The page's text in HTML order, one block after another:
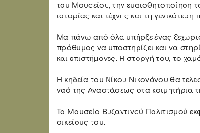
του Μουσείου, την ευαισθητοποίηση
ιστορίας και τέχνης και τη
Μα πάνω από όλα υπήρξε ένας
πρόθυμος να υποστηρίζει και να
και επιστήμονες. Η στοργή του, το
Η κηδεία του Νίκου Νικονάνου θα
ναό της Αναστάσεως στα κοιμητήρια
Το Μουσείο Βυζαντινού Πολιτισμού
οικείους του.